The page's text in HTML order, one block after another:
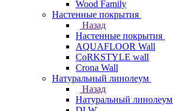
Wood Family
Настенные покрытия
Назад
Настенные покрытия
AQUAFLOOR Wall
CoRKSTYLE wall
Crona Wall
Натуральный линолеум
Назад
Натуральный линолеум